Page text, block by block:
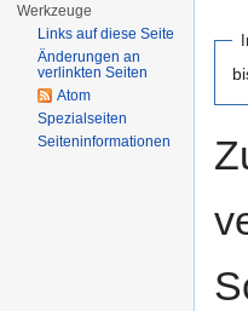
Werkzeuge
Links auf diese Seite
Änderungen an
verlinkten Seiten
Atom
Spezialseiten
Seiten­informationen